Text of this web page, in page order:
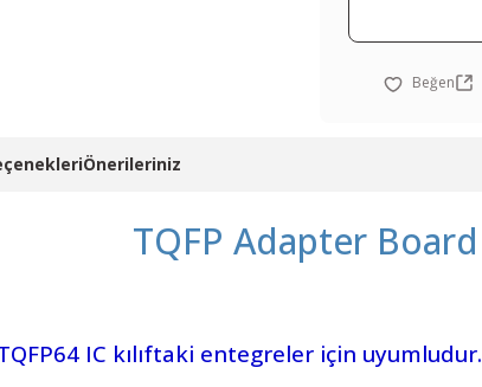
Önerileriniz
TQFP Adapter Board
IC kılıftaki entegreler için uyumludur.